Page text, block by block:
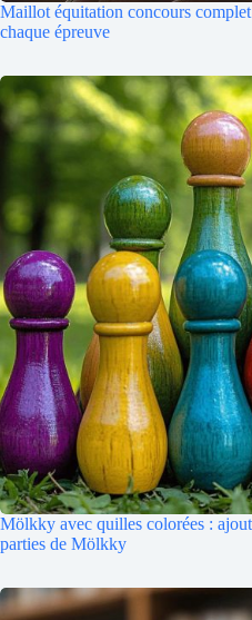
Maillot équitation concours
chaque épreuve
Mölkky avec quilles colorées :
parties de Mölkky